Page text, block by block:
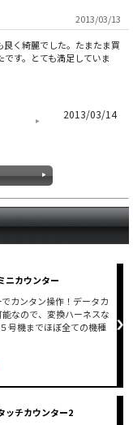
2013/03/13
く綺麗でした。たまたま買
す。とても満足していま
2013/03/14
ニカウンター
カンタン操作！データカ
なので、変換ハーネスな
号機までほぼ全ての機種
ッチカウンター2